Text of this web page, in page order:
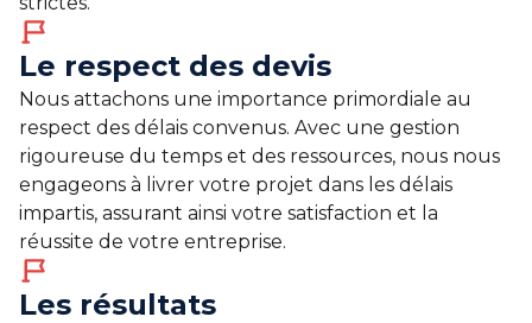
Le respect des devis
Nous attachons une importance primordiale au
respect des délais convenus. Avec une gestion
rigoureuse du temps et des ressources, nous nous
engageons à livrer votre projet dans les délais
impartis, assurant ainsi votre satisfaction et la
réussite de votre entreprise.
Les résultats